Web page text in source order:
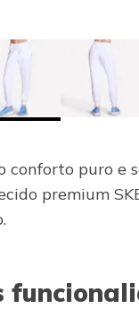
puro e
premium